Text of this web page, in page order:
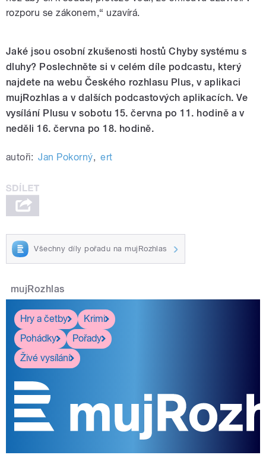
rozporu se zákonem,“ uzavírá.
Jaké jsou osobní zkušenosti hostů Chyby systému s
dluhy? Poslechněte si v celém díle podcastu, který
najdete na webu Českého rozhlasu Plus, v aplikaci
mujRozhlas a v dalších podcastových aplikacích. Ve
vysílání Plusu v sobotu 15. června po 11. hodině a v
neděli 16. června po 18. hodině.
autoři: Jan Pokorný, ert
Všechny díly pořadu na mujRozhlas
mujRozhlas
Hry a četby
Krimi
Pohádky
Pořady
Živé vysílání